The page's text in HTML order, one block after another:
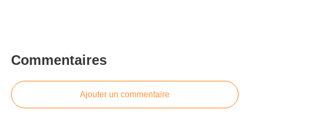
Commentaires
Ajouter un commentaire